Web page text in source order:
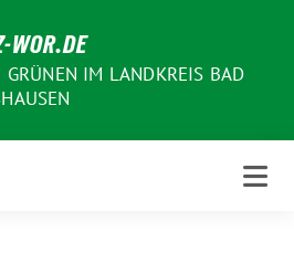
WOR.DE
IM LANDKREIS BAD